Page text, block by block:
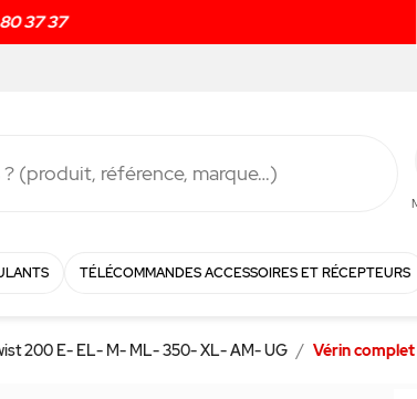
Livraison rapide en
TÉLÉCOMMANDES ACCESSOIRES ET RÉCEPTEURS
200 E- EL- M- ML- 350- XL- AM- UG Vérin